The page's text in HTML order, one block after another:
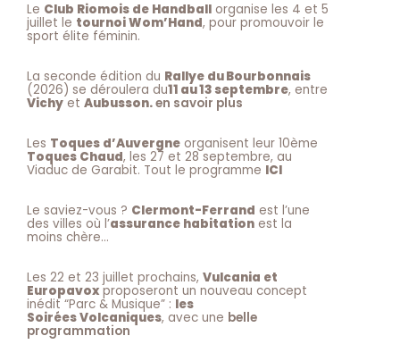
Le Club Riomois de Handball organise les 4 et 5
juillet le tournoi Wom’Hand, pour promouvoir le
sport élite féminin.
La seconde édition du Rallye du Bourbonnais
(2026) se déroulera du11 au 13 septembre, entre
Vichy et Aubusson.en savoir plus
Les Toques d’Auvergne organisent leur 10ème
Toques Chaud, les 27 et 28 septembre, au
Viaduc de Garabit. Tout le programme ICI
Le saviez-vous ? Clermont-Ferrand est l’une
des villes où l’assurance habitation est la
moins chère…
Les 22 et 23 juillet prochains, Vulcania et
Europavoxproposeront un nouveau concept
inédit “Parc & Musique” : les
Soirées Volcaniques, avec une belle
programmation